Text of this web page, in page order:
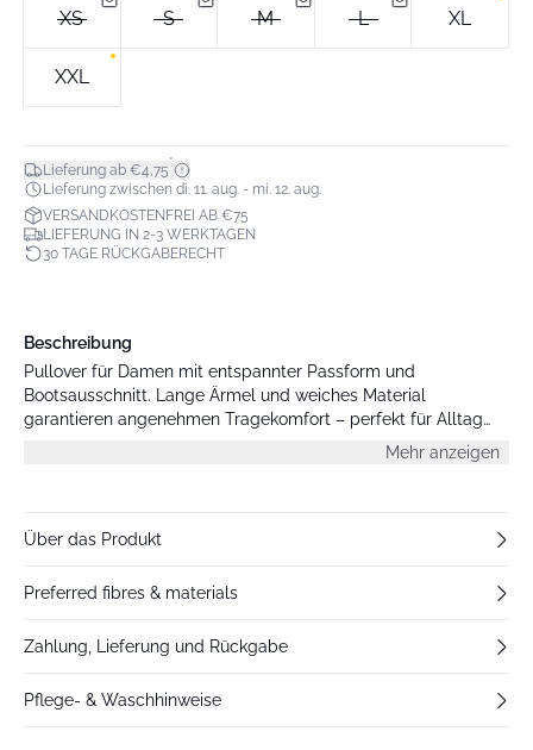
XS S M L XL
XXL
Lieferung ab €4,75*
Lieferung zwischen di. 11. aug. - mi. 12. aug.
VERSANDKOSTENFREI AB €75
LIEFERUNG IN 2-3 WERKTAGEN
30 TAGE RÜCKGABERECHT
Beschreibung
Pullover für Damen mit entspannter Passform und
Bootsausschnitt. Lange Ärmel und weiches Material
garantieren angenehmen Tragekomfort – perfekt für Alltag
Mehr anzeigen
Über das Produkt
Preferred fibres & materials
Zahlung, Lieferung und Rückgabe
Pflege- & Waschhinweise